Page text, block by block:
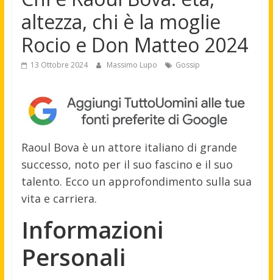
altezza, chi è la moglie
Rocio e Don Matteo 2024
13 Ottobre 2024 Massimo Lupo Gossip
Raoul Bova è un attore italiano di grande
successo, noto per il suo fascino e il suo
talento. Ecco un approfondimento sulla sua
vita e carriera.
Informazioni
Personali